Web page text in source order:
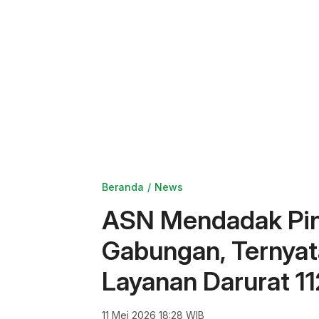
Beranda News
ASN Mendadak
Gabungan,
Layanan Darurat
11 Mei 2026 18:28 WIB